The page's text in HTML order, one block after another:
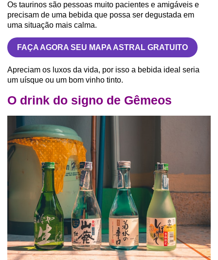
Os taurinos são pessoas muito pacientes e amigáveis e
precisam de uma bebida que possa ser degustada em
uma situação mais calma.
FAÇA AGORA SEU MAPA ASTRAL GRATUITO
Apreciam os luxos da vida, por isso a bebida ideal seria
um uísque ou um bom vinho tinto.
O drink do signo de Gêmeos